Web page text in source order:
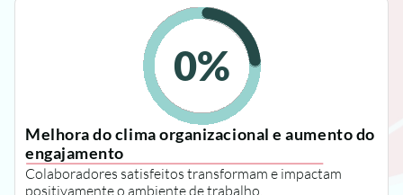
0%
Melhora do clima organizacional e aumento do
engajamento
Colaboradores satisfeitos transformam e impactam
positivamente o ambiente de trabalho.